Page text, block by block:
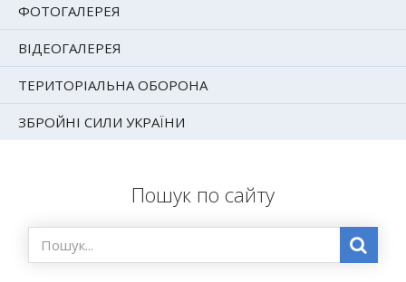
ФОТОГАЛЕРЕЯ
ВІДЕОГАЛЕРЕЯ
ТЕРИТОРІАЛЬНА ОБОРОНА
ЗБРОЙНІ СИЛИ УКРАЇНИ
Пошук по сайту